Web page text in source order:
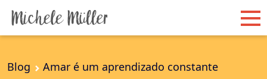
Blog Amar é um aprendizado constante